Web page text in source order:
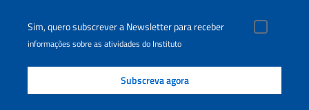
Sim, quero subscrever a Newsletter para receber
informações sobre as atividades do Instituto